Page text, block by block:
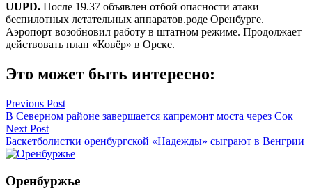
UUPD. После 19.37 объявлен отбой опасности атаки
беспилотных летательных аппаратов.роде Оренбурге.
Аэропорт возобновил работу в штатном режиме. Продолжает
действовать план «Ковёр» в Орске.
Это может быть интересно:
Навигация
по
записям
Previous Post
В Северном районе завершается капремонт моста через Сок
Next Post
Баскетболистки оренбургской «Надежды» сыграют в Венгрии
Оренбуржье